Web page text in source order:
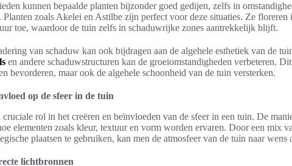
kunnen bepaalde planten bijzonder goed gedijen, zelfs in
zoals Akelei en Astilbe zijn perfect voor deze situaties. Ze floreren
toe, waardoor de tuin zelfs in schaduwrijke zones aantrekkelijk blijft.
van schaduw kan ook bijdragen aan de algehele esthetiek van de
en andere schaduwstructuren kan de groeiomstandigheden verbeteren.
bevorderen, maar ook de algehele schoonheid van de tuin versterken.
op de sfeer in de tuin
rol in het creëren en beïnvloeden van de sfeer in een tuin. De
elementen zoals kleur, textuur en vorm worden ervaren. Door een mix
plaatsen te gebruiken, kan men de atmosfeer van de tuin naar wens
lichtbronnen